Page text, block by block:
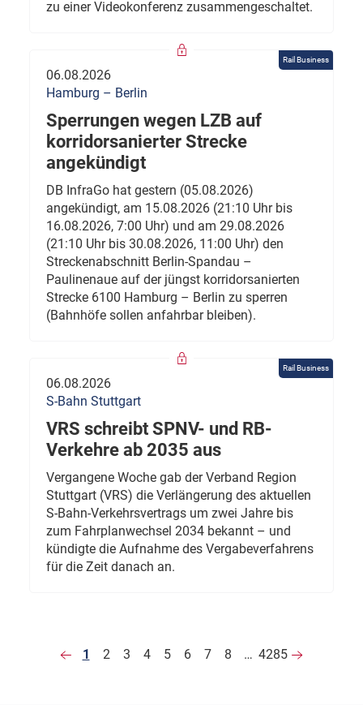
zu einer Videokonferenz zusammengeschaltet.
Rail Business
06.08.2026
Hamburg – Berlin
Sperrungen wegen LZB auf
korridorsanierter Strecke
angekündigt
DB InfraGo hat gestern (05.08.2026)
angekündigt, am 15.08.2026 (21:10 Uhr bis
16.08.2026, 7:00 Uhr) und am 29.08.2026
(21:10 Uhr bis 30.08.2026, 11:00 Uhr) den
Streckenabschnitt Berlin-Spandau –
Paulinenaue auf der jüngst korridorsanierten
Strecke 6100 Hamburg – Berlin zu sperren
(Bahnhöfe sollen anfahrbar bleiben).
Rail Business
06.08.2026
S-Bahn Stuttgart
VRS schreibt SPNV- und RB-
Verkehre ab 2035 aus
Vergangene Woche gab der Verband Region
Stuttgart (VRS) die Verlängerung des aktuellen
S-Bahn-Verkehrsvertrags um zwei Jahre bis
zum Fahrplanwechsel 2034 bekannt – und
kündigte die Aufnahme des Vergabeverfahrens
für die Zeit danach an.
1 2 3 4 5 6 7 8 … 4285